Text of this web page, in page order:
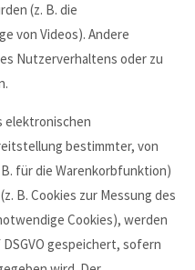
(z. B. die
von Videos). Andere
Nutzerverhaltens oder zu
elektronischen
bestimmter, von
für die Warenkorbfunktion)
B. Cookies zur Messung des
Cookies), werden
gespeichert, sofern